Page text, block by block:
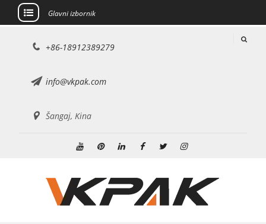
Glavni izbornik
+86-18912389279
info@vkpak.com
Šangaj, Kina